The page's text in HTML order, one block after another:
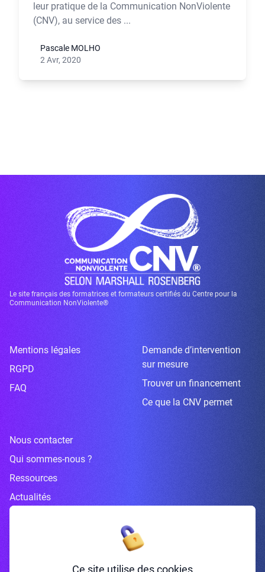
leur pratique de la Communication NonViolente
(CNV), au service des ...
Pascale MOLHO
2 Avr, 2020
Le site français des formatrices et formateurs certifiés du Centre pour la
Communication NonViolente®
Mentions légales
RGPD
FAQ
Demande d’intervention
sur mesure
Trouver un financement
Ce que la CNV permet
Nous contacter
Qui sommes-nous ?
Ressources
Actualités
Inscrivez-vous à la newsletter
Ce site utilise des cookies